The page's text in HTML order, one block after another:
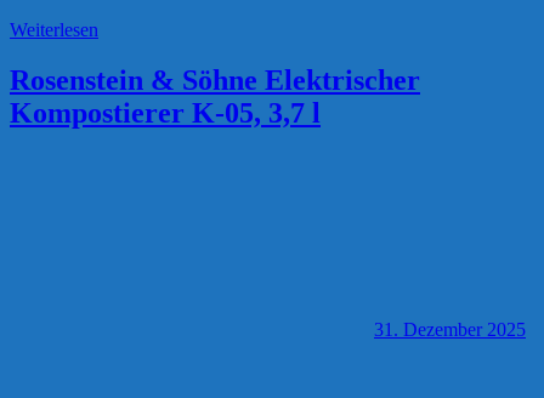
Weiterlesen
Rosenstein & Söhne Elektrischer
Kompostierer K-05, 3,7 l
31. Dezember 2025